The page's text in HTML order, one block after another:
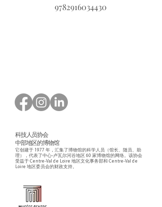
9782916034430
科技人员协会
中部地区的博物馆
它创建于 1977 年，汇集了博物馆的科学人员（馆长、随员、助
理），代表了中心-卢瓦尔河谷地区 60 家博物馆的网络。该协会
受益于 Centre-Val de Loire 地区文化事务部和 Centre-Val de
Loire 地区委员会的财政支持。